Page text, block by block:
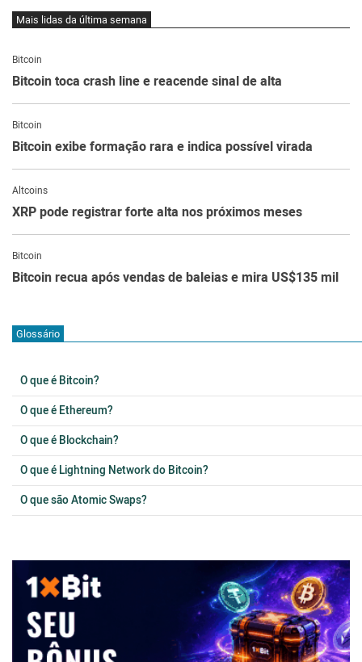
Mais lidas da última semana
Bitcoin
Bitcoin toca crash line e reacende sinal de alta
Bitcoin
Bitcoin exibe formação rara e indica possível virada
Altcoins
XRP pode registrar forte alta nos próximos meses
Bitcoin
Bitcoin recua após vendas de baleias e mira US$135 mil
Glossário
O que é Bitcoin?
O que é Ethereum?
O que é Blockchain?
O que é Lightning Network do Bitcoin?
O que são Atomic Swaps?